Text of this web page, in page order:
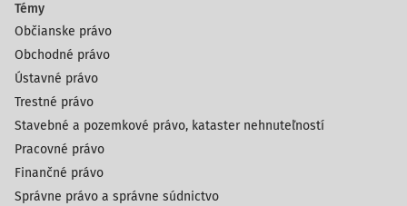
Témy
Občianske právo
Obchodné právo
Ústavné právo
Trestné právo
Stavebné a pozemkové právo, kataster nehnuteľností
Pracovné právo
Finančné právo
Správne právo a správne súdnictvo